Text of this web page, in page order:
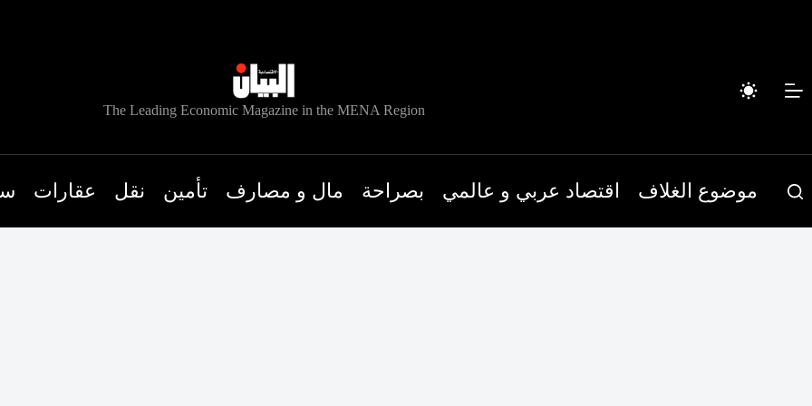
The Leading Economic Magazine in the MENA Region
موضوع الغلاف اقتصاد عربي و عالمي بصراحة مال و مصارف تأمين نقل عقارات